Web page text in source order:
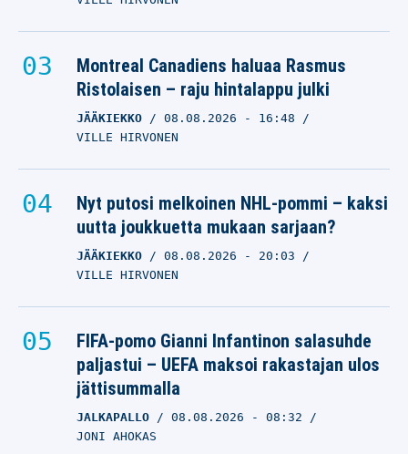
Montreal Canadiens haluaa Rasmus
Ristolaisen – raju hintalappu julki
JÄÄKIEKKO 08.08.2026 - 16:48
VILLE HIRVONEN
Nyt putosi melkoinen NHL-pommi – kaksi
uutta joukkuetta mukaan sarjaan?
JÄÄKIEKKO 08.08.2026 - 20:03
VILLE HIRVONEN
FIFA-pomo Gianni Infantinon salasuhde
paljastui – UEFA maksoi rakastajan ulos
jättisummalla
JALKAPALLO 08.08.2026 - 08:32
JONI AHOKAS